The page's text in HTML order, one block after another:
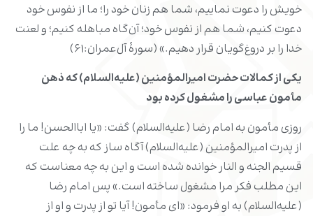
خویش را دعوت نماییم، شما هم زنان خود را؛ ما از نفوس خود
دعوت کنیم، شما هم از نفوس خود؛ آن‌گاه مباهله کنیم؛ و لعنت
خدا را بر دروغ‌گویان قرار دهیم.» (سورۀ آل‌عمران:۶۱)
یکی از کمالات حضرت امیرالمؤمنین (علیه‌السلام) که ذهن
مأمون عباسی را مشغول کرده بود
روزی مأمون به امام رضا (علیه‌السلام) گفت: «یا اباالحسن! ما را
از پدرت امیرالمؤمنین (علیه‌السلام) آگاه ساز که به چه علت
قسیم الجنه و النار خوانده شده است و این به چه معناست که
این مطلب فکر مرا مشغول ساخته است.» پس امام رضا
(علیه‌السلام) به او فرمود: «ای مأمون! آیا تو از پدرت و او از